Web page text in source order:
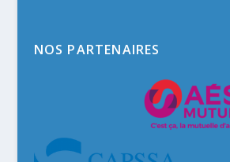
NOS PARTENAIRES